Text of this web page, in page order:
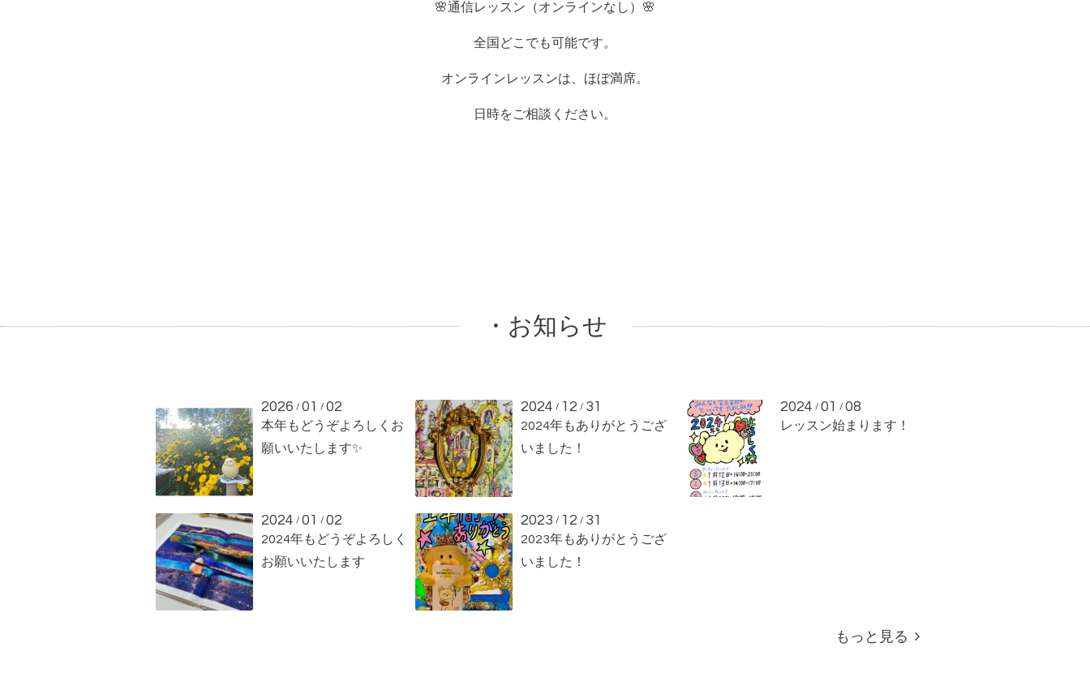
🌸通信レッスン（オンラインなし）🌸
全国どこでも可能です。
オンラインレッスンは、ほぼ満席。
日時をご相談ください。
・お知らせ
2026 / 01 / 02
本年もどうぞよろしくお
願いいたします✨
2024 / 12 / 31
2024年もありがとうござ
いました！
2024 / 01 / 08
レッスン始まります！
2024 / 01 / 02
2024年もどうぞよろしく
お願いいたします
2023 / 12 / 31
2023年もありがとうござ
いました！
もっと見る